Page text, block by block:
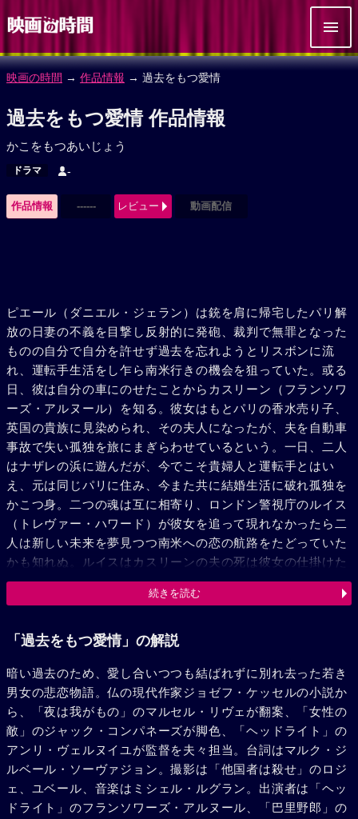
映画の時間 → 作品情報 → 過去をもつ愛情
過去をもつ愛情 作品情報
かこをもつあいじょう
ドラマ -
作品情報 ------ レビュー 動画配信
ピエール（ダニエル・ジェラン）は銃を肩に帰宅したパリ解
放の日妻の不義を目撃し反射的に発砲、裁判で無罪となった
ものの自分で自分を許せず過去を忘れようとリスボンに流
れ、運転手生活をし乍ら南米行きの機会を狙っていた。或る
日、彼は自分の車にのせたことからカスリーン（フランソワ
ーズ・アルヌール）を知る。彼女はもとパリの香水売り子、
英国の貴族に見染められ、その夫人になったが、夫を自動車
事故で失い孤独を旅にまぎらわせているという。一日、二人
はナザレの浜に遊んだが、今でこそ貴婦人と運転手とはい
え、元は同じパリに住み、今また共に結婚生活に破れ孤独を
かこつ身。二つの魂は互に相寄り、ロンドン警視庁のルイス
（トレヴァー・ハワード）が彼女を追って現れなかったら二
人は新しい未来を夢見つつ南米への恋の航路をたどっていた
かも知れぬ。ルイスはカスリーンの夫の死は彼女の仕掛けた
ものと信じていたが証拠はなく、キメ手は彼女の自供だけ
だ。ルイスは彼とピエールの仲を知り、ピエールに近づき、
を疑い、憤然として彼は一人で南米へ旅立つ決心をする。一
負けなかった--彼に対する火のような恋がそうさせたのだ。
だがピエールの心を知って、出航の前夜彼へのはなむけに真
実を告白した。玉の輿にのり貴族の仲間入りしたものの周囲
の冷い眼にたえかね離婚を申出たが、それには財産分与の撤
回という条件。今更貧乏生活に戻ることも苦痛、夫の自動車
の心棒が折れるように仕掛けたのだった。愛すればこその告
白にピエールの心は変った。二人で出発しようと。彼女は喜
んだ。だが当日、ルイスはピエールに彼女への疑いの心をか
続きを読む
「過去をもつ愛情」の解説
暗い過去のため、愛し合いつつも結ばれずに別れ去った若き
男女の悲恋物語。仏の現代作家ジョゼフ・ケッセルの小説か
ら、「夜は我がもの」のマルセル・リヴェが翻案、「女性の
敵」のジャック・コンパネーズが脚色、「ヘッドライト」の
アンリ・ヴェルヌイユが監督を夫々担当。台詞はマルク・ジ
ルベール・ソーヴァジョン。撮影は「他国者は殺せ」のロジ
ェ、ユベール、音楽はミシェル・ルグラン。出演者は「ヘッ
ドライト」のフランソワーズ・アルヌール、「巴里野郎」の